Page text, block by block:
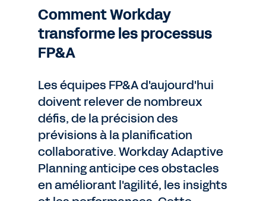
Comment Workday
transforme les processus
FP&A
Les équipes FP&A d'aujourd'hui
doivent relever de nombreux
défis, de la précision des
prévisions à la planification
collaborative. Workday Adaptive
Planning anticipe ces obstacles
en améliorant l'agilité, les insights